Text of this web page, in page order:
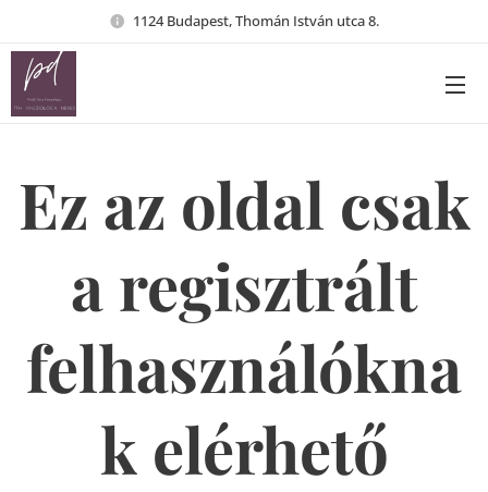
1124 Budapest, Thomán István utca 8.
Ez az oldal csak
a regisztrált
felhasználókna
k elérhető